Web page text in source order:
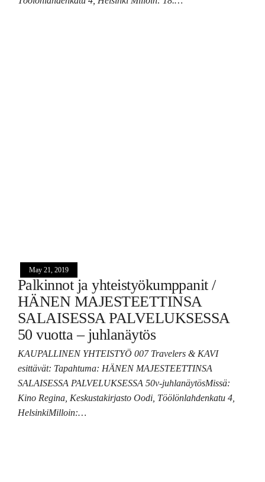
May 21, 2019
Palkinnot ja yhteistyökumppanit /
HÄNEN MAJESTEETTINSA
SALAISESSA PALVELUKSESSA
50 vuotta – juhlanäytös
KAUPALLINEN YHTEISTYÖ 007 Travelers & KAVI
esittävät: Tapahtuma: HÄNEN MAJESTEETTINSA
SALAISESSA PALVELUKSESSA 50v-juhlanäytösMissä:
Kino Regina, Keskustakirjasto Oodi, Töölönlahdenkatu 4,
HelsinkiMilloin:…